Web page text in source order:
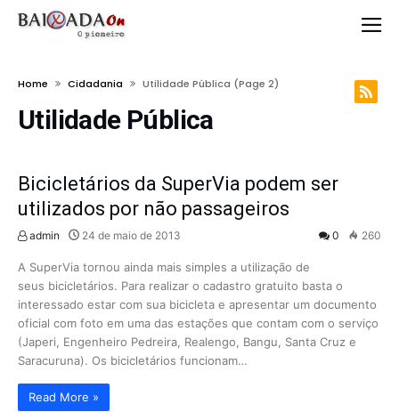
Home Cidadania Utilidade Pública (page 2)
Utilidade Pública
Bicicletários da SuperVia podem ser
utilizados por não passageiros
admin 24 de maio de 2013 0 260
A SuperVia tornou ainda mais simples a utilização de
seus bicicletários. Para realizar o cadastro gratuito basta o
interessado estar com sua bicicleta e apresentar um documento
oficial com foto em uma das estações que contam com o serviço
(Japeri, Engenheiro Pedreira, Realengo, Bangu, Santa Cruz e
Saracuruna). Os bicicletários funcionam…
Read More »